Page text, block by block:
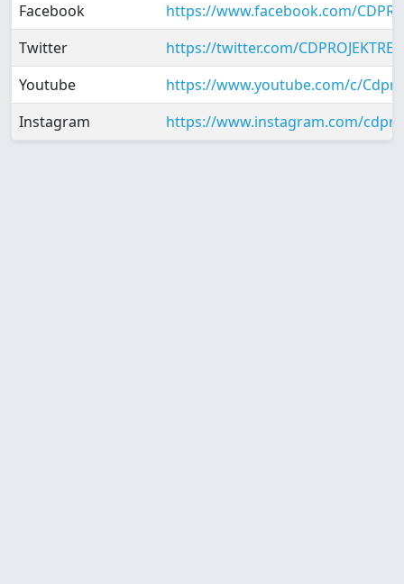
Facebook
https://www.facebook.com/
Twitter
https://twitter.com/
Youtube
https://www.youtube.com/c/
Instagram
https://www.instagram.com/